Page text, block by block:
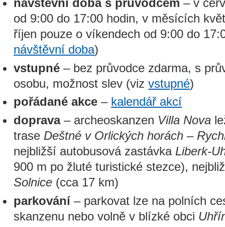
návštěvní doba s průvodcem – v
od 9:00 do 17:00 hodin, v měsících
říjen pouze o víkendech od 9:00 do
návštěvní doba)
vstupné – bez průvodce zdarma, s
osobu, možnost slev (vizvstupné)
pořádané akce – kalendář akcí
doprava– archeoskanzen Villa Nova
trase Deštné v Orlických horách –
nejbližší autobusová zastávka Liberk-
900 m po žluté turistické stezce),
Solnice (cca 17 km)
parkování– parkovat lze na polních
skanzenu nebo volně v blízké obci